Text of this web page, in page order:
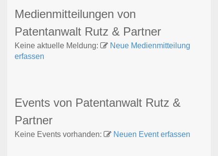
Medienmitteilungen von
Patentanwalt Rutz & Partner
Keine aktuelle Meldung:
Neue Medienmitteilung
erfassen
Events von Patentanwalt Rutz &
Partner
Keine Events vorhanden: Neuen Event erfassen